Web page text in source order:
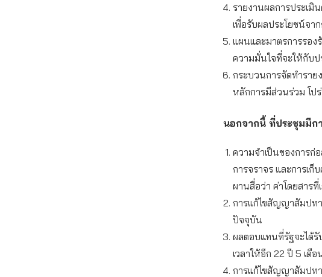
รายงานผลการประเ
เพื่อรับผลประโยชน์จา
แผนและมาตรการรอ
ความมั่นใจที่จะให้กับป
กระบวนการจัดทำราย
หลักการมีส่วนร่วม โปร่
นอกจากนี้ ที่ประชุมมีก
ความจำเป็นของการ
การจราจร และการเ
ผานสื่อว่า ค่าโดยสาร
การแก้ไขสัญญาสัมปท
ปัจจุบัน
ผลตอบแทนที่รัฐจะได้รั
เวลาให้อีก 22 ปี 5 เดื
การแก้ไขสัญญาสัมปท